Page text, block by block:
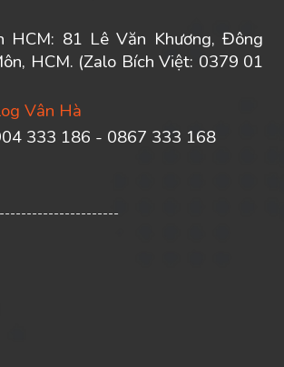
HCM: 81 Lê Văn Khương, Đông
HCM. (Zalo Bích Việt: 0379 01
Vân Hà
333 186 - 0867 333 168